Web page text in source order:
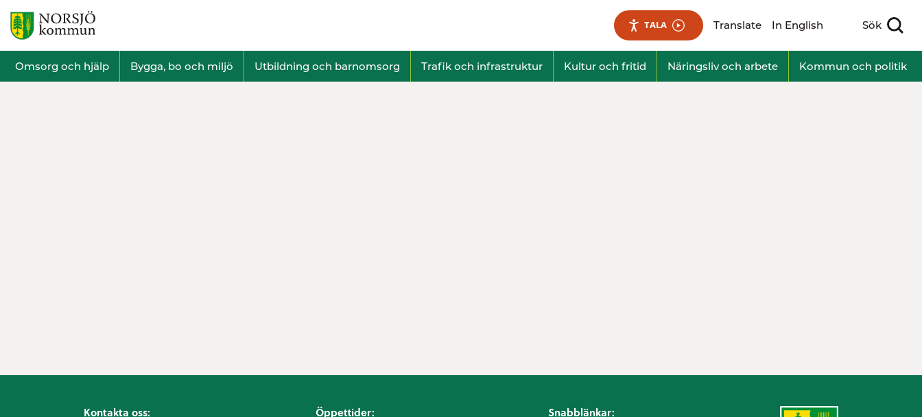
TALA Translate In English Sök
Visa sökfält
Omsorg och hjälp Bygga, bo och miljö Utbildning och barnomsorg Trafik och infrastruktur Kultur och fritid Näringsliv och arbete Kommun och politik
Kontakta oss:
Öppettider:
Snabblänkar: